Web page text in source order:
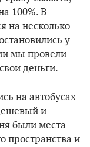
100%. В
на несколько
у
мы провели
деньги.
на автобусах
и
были места
пространства и